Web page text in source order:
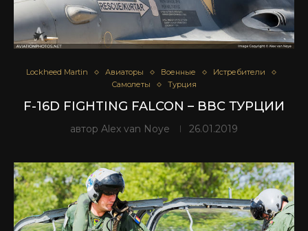
Lockheed Martin Авиаторы Военные
Истребители
Самолеты
Турция
F-16D FIGHTING FALCON – ВВС ТУРЦИИ
автор Alex van Noye 26.01.2019